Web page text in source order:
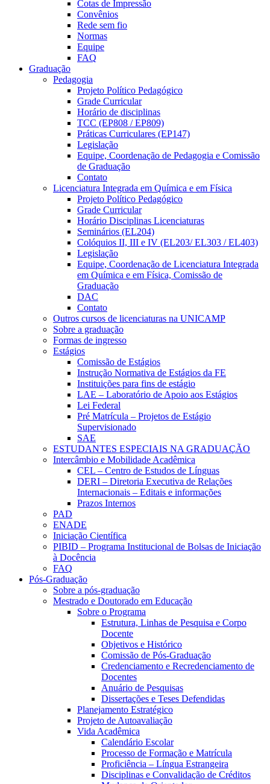
Cotas de Impressão
Convênios
Rede sem fio
Normas
Equipe
FAQ
Graduação
Pedagogia
Projeto Político Pedagógico
Grade Curricular
Horário de disciplinas
TCC (EP808 / EP809)
Práticas Curriculares (EP147)
Legislação
Equipe, Coordenação de Pedagogia e Comissão
de Graduação
Contato
Licenciatura Integrada em Química e em Física
Projeto Político Pedagógico
Grade Curricular
Horário Disciplinas Licenciaturas
Seminários (EL204)
Colóquios II, III e IV (EL203/ EL303 / EL403)
Legislação
Equipe, Coordenação de Licenciatura Integrada
em Química e em Física, Comissão de
Graduação
DAC
Contato
Outros cursos de licenciaturas na UNICAMP
Sobre a graduação
Formas de ingresso
Estágios
Comissão de Estágios
Instrução Normativa de Estágios da FE
Instituições para fins de estágio
LAE – Laboratório de Apoio aos Estágios
Lei Federal
Pré Matrícula – Projetos de Estágio
Supervisionado
SAE
ESTUDANTES ESPECIAIS NA GRADUAÇÃO
Intercâmbio e Mobilidade Acadêmica
CEL – Centro de Estudos de Línguas
DERI – Diretoria Executiva de Relações
Internacionais – Editais e informações
Prazos Internos
PAD
ENADE
Iniciação Científica
PIBID – Programa Institucional de Bolsas de Iniciação
à Docência
FAQ
Pós-Graduação
Sobre a pós-graduação
Mestrado e Doutorado em Educação
Sobre o Programa
Estrutura, Linhas de Pesquisa e Corpo
Docente
Objetivos e Histórico
Comissão de Pós-Graduação
Credenciamento e Recredenciamento de
Docentes
Anuário de Pesquisas
Dissertações e Teses Defendidas
Planejamento Estratégico
Projeto de Autoavaliação
Vida Acadêmica
Calendário Escolar
Processo de Formação e Matrícula
Proficiência – Língua Estrangeira
Disciplinas e Convalidação de Créditos